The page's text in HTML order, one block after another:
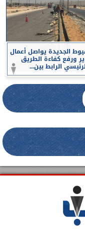
الجديدة يواصل أعمال
ورفع كفاءة الطريق
الرابط بين...